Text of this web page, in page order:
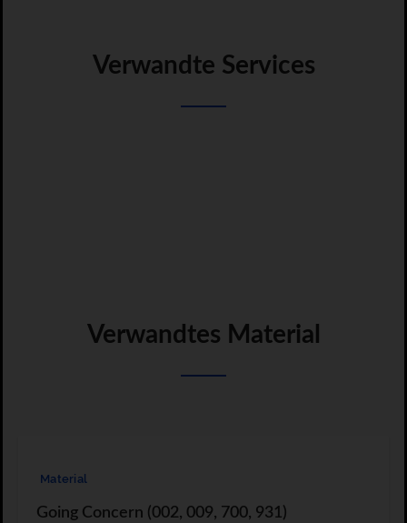
Verwandte Services
Verwandtes Material
Material
Going Concern (002, 009, 700, 931)